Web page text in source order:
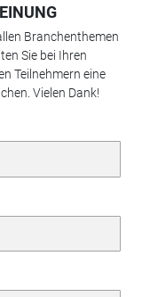
Branchenthemen
Sie bei Ihren
Teilnehmern eine
Vielen Dank!